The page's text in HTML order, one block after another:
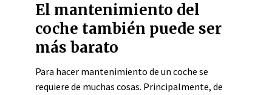
El mantenimiento del
coche también puede ser
más barato
Para hacer mantenimiento de un coche se
requiere de muchas cosas. Principalmente, de